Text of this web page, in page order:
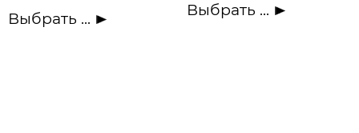
Выбрать ... Выбрать ...